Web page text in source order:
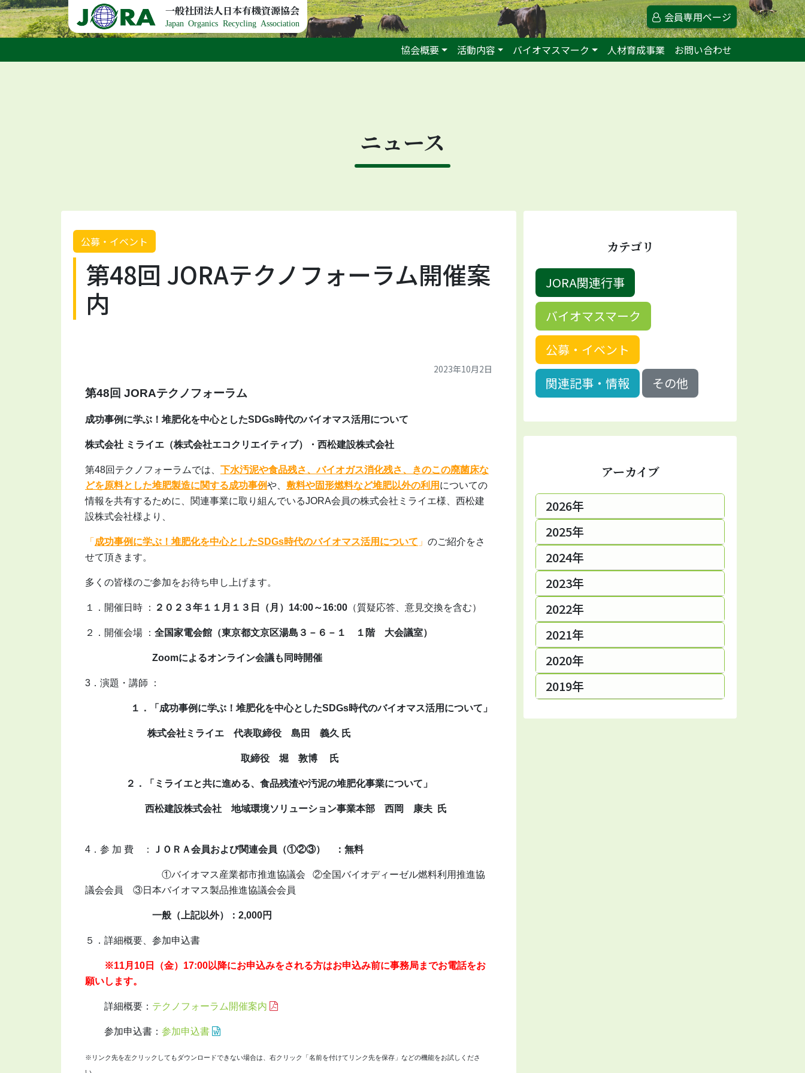
Skip to content 一般社団法人日本有機資源協会
Japan Organics Recycling Association 会員専用ページ
協会概要 活動内容 バイオマスマーク 人材育成事業 お問い合わせ
ニュース
公募・イベント
第48回 JORAテクノフォーラム開催案
内
2023年10月2日
第48回 JORAテクノフォーラム
成功事例に学ぶ！堆肥化を中心としたSDGs時代のバイオマス活用について
株式会社 ミライエ（株式会社エコクリエイティブ）・西松建設株式会社
第48回テクノフォーラムでは、 下水汚泥や食品残さ、バイオガス消化残さ、きのこの廃菌床な
どを原料とした堆肥製造に関する成功事例や、 敷料や固形燃料など堆肥以外の利用 についての
情報を共有するために、関連事業に取り組んでいるJORA会員の株式会社ミライエ様、西松建
設株式会社様より、
「 成功事例に学ぶ！堆肥化を中心としたSDGs時代のバイオマス活用について 」 のご紹介をさ
せて頂きます。
多くの皆様のご参加をお待ち申し上げます。
１．開催日時 ： ２０２３年１１月１３日（月）14:00～16:00 （質疑応答、意見交換を含む）
２．開催会場 ： 全国家電会館（東京都文京区湯島３－６－１ １階 大会議室）
Zoomによるオンライン会議も同時開催
3．演題・講師 ：
１．「成功事例に学ぶ！堆肥化を中心としたSDGs時代のバイオマス活用について」
株式会社ミライエ 代表取締役 島田 義久 氏
取締役 堀 敦博 氏
２．「ミライエと共に進める、食品残渣や汚泥の堆肥化事業について」
西松建設株式会社 地域環境ソリューション事業本部 西岡 康夫 氏
4．参 加 費 ： ＪＯＲＡ会員および関連会員（①②③） ：無料
①バイオマス産業都市推進協議会 ②全国バイオディーゼル燃料利用推進協
議会会員 ③日本バイオマス製品推進協議会会員
一般（上記以外）：2,000円
５．詳細概要、参加申込書
※11月10日（金）17:00以降にお申込みをされる方はお申込み前に事務局までお電話をお
願いします。
詳細概要： テクノフォーラム開催案内
参加申込書： 参加申込書
※リンク先を左クリックしてもダウンロードできない場合は、右クリック「名前を付けてリンク先を保存」などの機能をお試しくださ
カテゴリ
JORA関連行事
バイオマスマーク
公募・イベント
関連記事・情報
その他
アーカイブ
2026年
2025年
2024年
2023年
2022年
2021年
2020年
2019年